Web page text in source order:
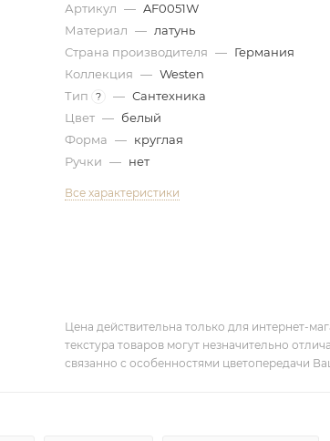
Артикул — AF0051W
Материал — латунь
Страна производителя — Германия
Коллекция — Westen
Тип
? — Сантехника
Цвет — белый
Форма — круглая
Ручки — нет
Все характеристики
Цена действительна только для интернет-
текстура товаров могут незначительно
связанно с особенностями цветопередачи